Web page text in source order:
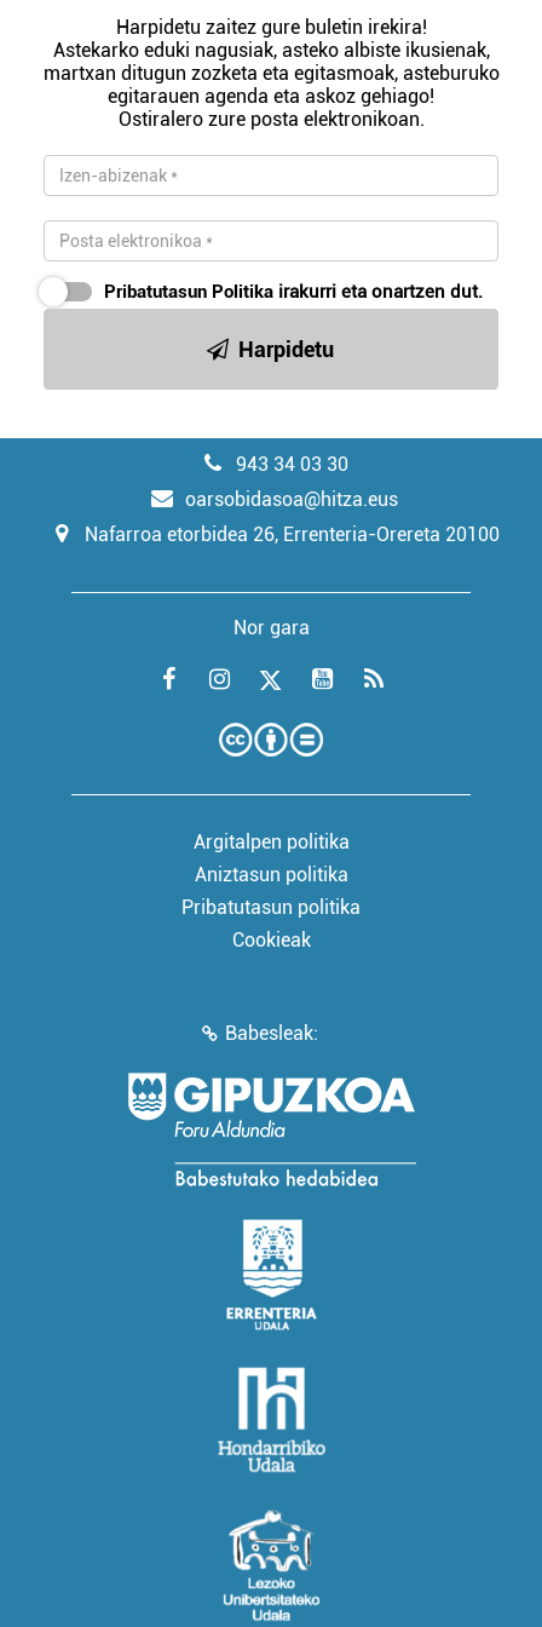
Harpidetu zaitez gure buletin irekira!
Astekarko eduki nagusiak, asteko albiste ikusienak,
martxan ditugun zozketa eta egitasmoak, asteburuko
egitarauen agenda eta askoz gehiago!
Ostiralero zure posta elektronikoan.
Pribatutasun Politika irakurri eta onartzen dut.
Harpidetu
943 34 03 30
oarsobidasoa@hitza.eus
Nafarroa etorbidea 26, Errenteria-Orereta 20100
Nor gara
Argitalpen politika
Aniztasun politika
Pribatutasun politika
Cookieak
Babesleak: